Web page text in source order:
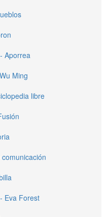
Aporrea
Ming
libre
Eva Forest